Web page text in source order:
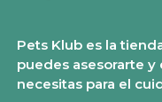
Pets Klub es la
puedes asesorarte
necesitas para el